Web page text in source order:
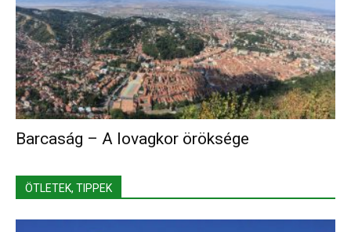
Barcaság – A lovagkor öröksége
ÖTLETEK, TIPPEK